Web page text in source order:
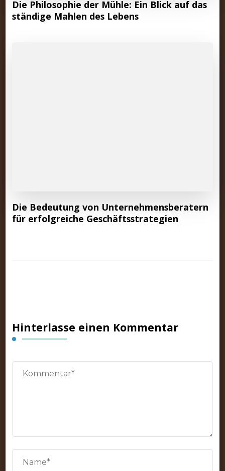
Die Philosophie der Mühle: Ein Blick auf das
ständige Mahlen des Lebens
Die Bedeutung von Unternehmensberatern
für erfolgreiche Geschäftsstrategien
Hinterlasse einen Kommentar